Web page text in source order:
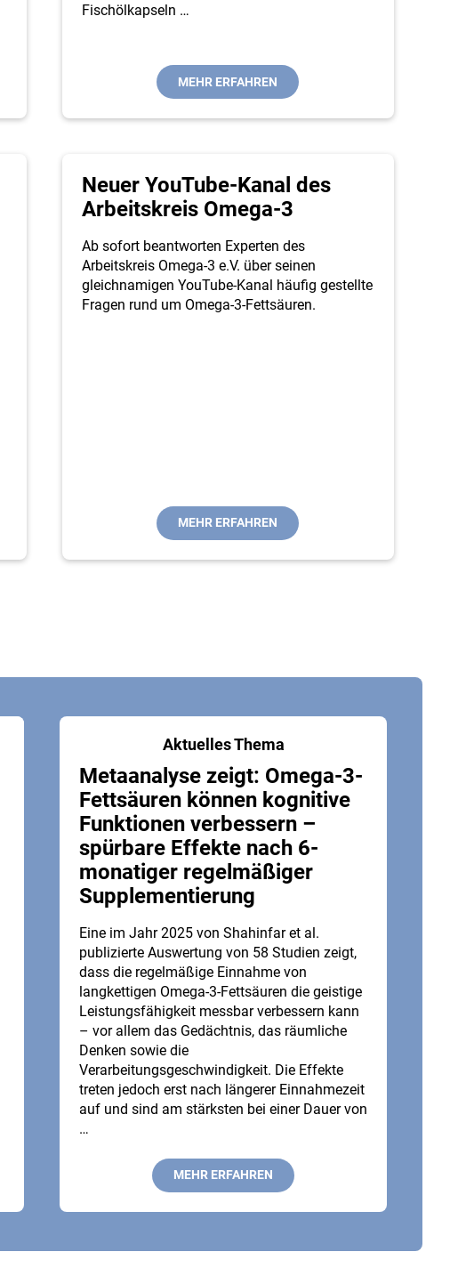
Fischölkapseln …
MEHR ERFAHREN
Neuer YouTube-Kanal des
Arbeitskreis Omega-3
Ab sofort beantworten Experten des
Arbeitskreis Omega-3 e.V. über seinen
gleichnamigen YouTube-Kanal häufig gestellte
Fragen rund um Omega-3-Fettsäuren.
MEHR ERFAHREN
Aktuelles Thema
Metaanalyse zeigt: Omega-3-
Fettsäuren können kognitive
Funktionen verbessern –
spürbare Effekte nach 6-
monatiger regelmäßiger
Supplementierung
Eine im Jahr 2025 von Shahinfar et al.
publizierte Auswertung von 58 Studien zeigt,
dass die regelmäßige Einnahme von
langkettigen Omega-3-Fettsäuren die geistige
Leistungsfähigkeit messbar verbessern kann
– vor allem das Gedächtnis, das räumliche
Denken sowie die
Verarbeitungsgeschwindigkeit. Die Effekte
treten jedoch erst nach längerer Einnahmezeit
auf und sind am stärksten bei einer Dauer von
…
MEHR ERFAHREN